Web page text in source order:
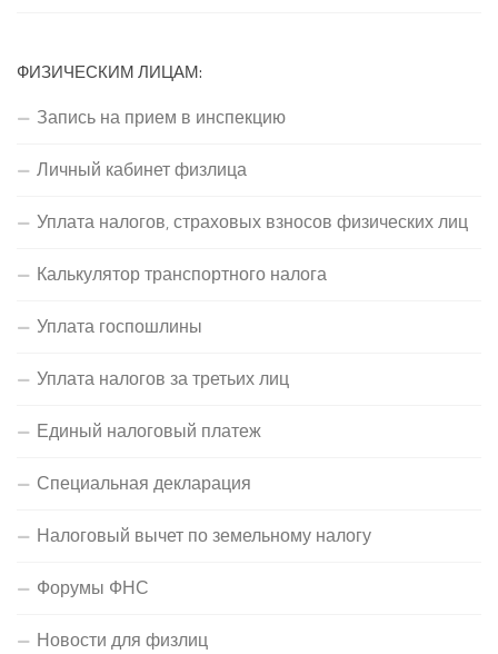
ФИЗИЧЕСКИМ ЛИЦАМ:
Запись на прием в инспекцию
Личный кабинет физлица
Уплата налогов, страховых взносов физических лиц
Калькулятор транспортного налога
Уплата госпошлины
Уплата налогов за третьих лиц
Единый налоговый платеж
Специальная декларация
Налоговый вычет по земельному налогу
Форумы ФНС
Новости для физлиц